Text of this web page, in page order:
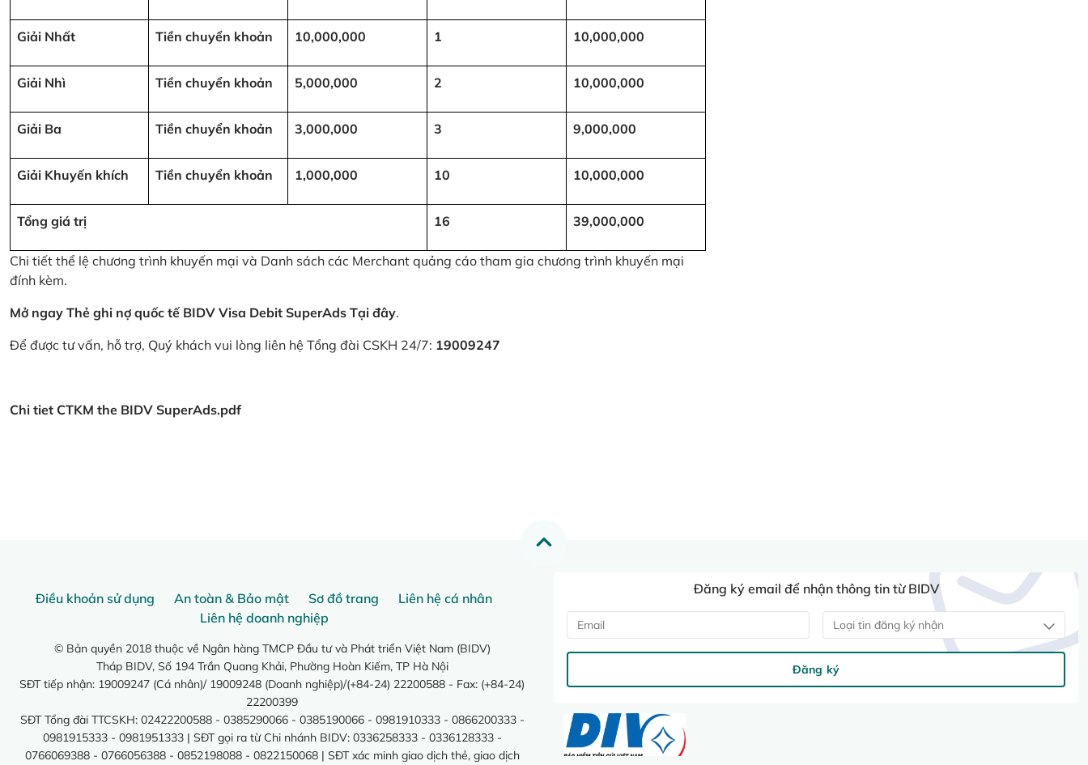
Giải Nhất Tiền chuyển khoản 10,000,000 1 10,000,000
Giải Nhì Tiền chuyển khoản 5,000,000 2 10,000,000
Giải Ba Tiền chuyển khoản 3,000,000 3 9,000,000
Giải Khuyến khích Tiền chuyển khoản 1,000,000 10 10,000,000
Tổng giá trị 16 39,000,000
Chi tiết thể lệ chương trình khuyến mại và Danh sách các Merchant quảng cáo tham gia chương trình khuyến mại
đính kèm.
Mở ngay Thẻ ghi nợ quốc tế BIDV Visa Debit SuperAds Tại đây.
Để được tư vấn, hỗ trợ, Quý khách vui lòng liên hệ Tổng đài CSKH 24/7: 19009247
Chi tiet CTKM the BIDV SuperAds.pdf
Điều khoản sử dụng An toàn & Bảo mật Sơ đồ trang
Liên hệ cá nhân
Liên hệ doanh nghiệp
© Bản quyền 2018 thuộc về Ngân hàng TMCP Đầu tư và Phát triển Việt Nam (BIDV)
Tháp BIDV, Số 194 Trần Quang Khải, Phường Hoàn Kiếm, TP Hà Nội
SĐT tiếp nhận: 19009247 (Cá nhân)/ 19009248 (Doanh nghiệp)/(+84-24) 22200588 - Fax: (+84-24)
22200399
SĐT Tổng đài TTCSKH: 02422200588 - 0385290066 - 0385190066 - 0981910333 - 0866200333 -
0981915333 - 0981951333 | SĐT gọi ra từ Chi nhánh BIDV: 0336258333 - 0336128333 -
0766069388 - 0766056388 - 0852198088 - 0822150068 | SĐT xác minh giao dịch thẻ, giao dịch
Đăng ký email để nhận thông tin từ BIDV
Loại tin đăng ký nhận
Đăng ký